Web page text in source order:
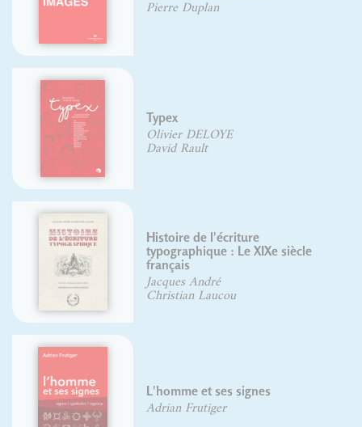
Pierre Duplan
Typex
Olivier DELOYE
David Rault
Histoire de l'écriture
typographique : Le XIXe siècle
français
Jacques André
Christian Laucou
L'homme et ses signes
Adrian Frutiger